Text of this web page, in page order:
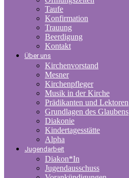
Taufe
Konfirmation
Trauung
Beerdigung
Kontakt
Über uns
Kirchenvorstand
Mesner
Kirchenpfleger
Musik in der Kirche
Prädikanten und Lektoren
Grundlagen des Glaubens
Diakonie
Kindertagesstätte
Alpha
Jugendarbeit
Diakon*In
Jugendausschuss